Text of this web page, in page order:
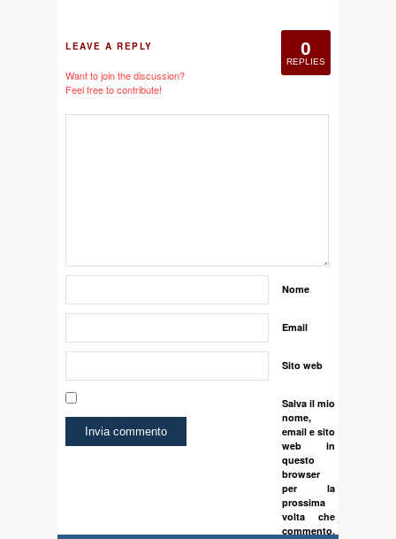
0
REPLIES
LEAVE A REPLY
Want to join the discussion?
Feel free to contribute!
Nome
Email
Sito web
Salva il mio
nome,
email e sito
web in
questo
browser
per la
prossima
volta che
commento.